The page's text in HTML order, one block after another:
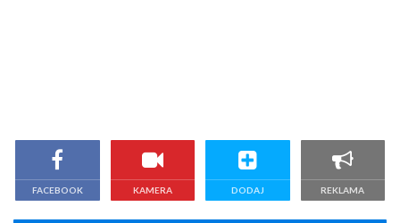
FACEBOOK KAMERA DODAJ REKLAMA